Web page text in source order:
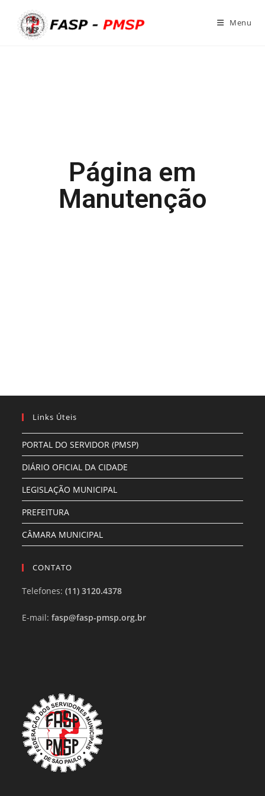
Menu
Página em
Manutenção
Links Úteis
PORTAL DO SERVIDOR (PMSP)
DIÁRIO OFICIAL DA CIDADE
LEGISLAÇÃO MUNICIPAL
PREFEITURA
CÂMARA MUNICIPAL
CONTATO
Telefones:(11) 3120.4378
E-mail:fasp@fasp-pmsp.org.br